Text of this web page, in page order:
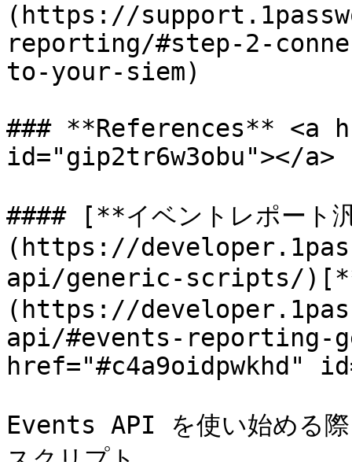
(https://
reporting/#step-2-
to-your-siem)
### **References** <a
id="gip2tr6w3obu"></a>
#### [**イベントレポート
(https://
api/generic-scripts/)[**
(https://
api/#events-reporting-
href="#c4a9oidpwkhd"
Events API を使い始める際